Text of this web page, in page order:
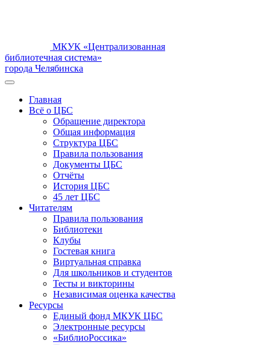
МКУК «Централизованная
библиотечная система»
города Челябинска
Главная
Всё о ЦБС
Обращение директора
Общая информация
Структура ЦБС
Правила пользования
Документы ЦБС
Отчёты
История ЦБС
45 лет ЦБС
Читателям
Правила пользования
Библиотеки
Клубы
Гостевая книга
Виртуальная справка
Для школьников и студентов
Тесты и викторины
Независимая оценка качества
Ресурсы
Единый фонд МКУК ЦБС
Электронные ресурсы
«БиблиоРоссика»